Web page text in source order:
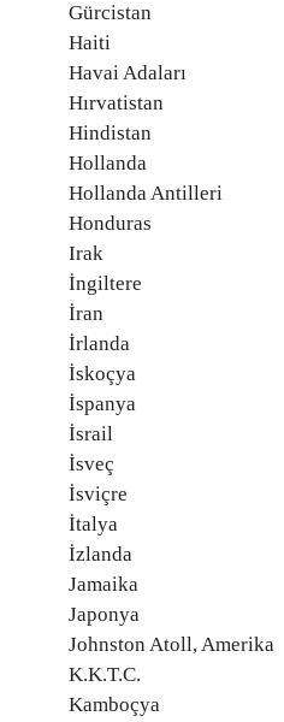
Gürcistan
Haiti
Havai Adaları
Hırvatistan
Hindistan
Hollanda
Hollanda Antilleri
Honduras
Irak
İngiltere
İran
İrlanda
İskoçya
İspanya
İsrail
İsveç
İsviçre
İtalya
İzlanda
Jamaika
Japonya
Johnston Atoll, Amerika
K.K.T.C.
Kamboçya